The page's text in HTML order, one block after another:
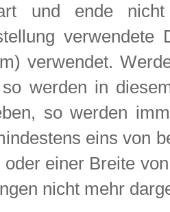
und ende
verwendet.
werden in
so werden
eins von
einer Breite
nicht mehr